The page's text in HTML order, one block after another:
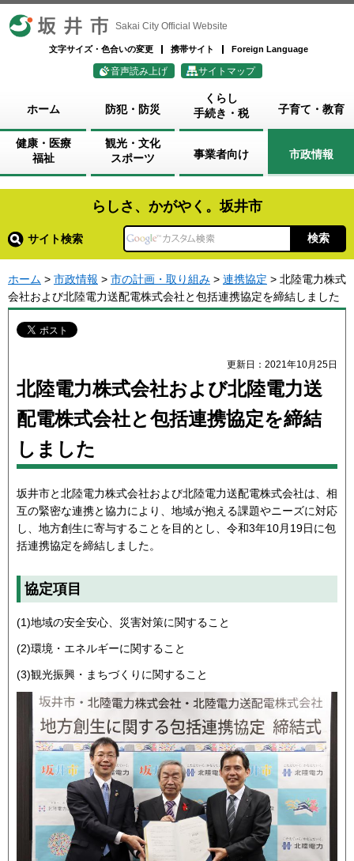
坂井市 Sakai City Official Website
文字サイズ・色合いの変更 携帯サイト Foreign Language
音声読み上げ サイトマップ
ホーム 防犯・防災
くらし
手続き・税
子育て・教育
健康・医療
福祉
観光・文化
スポーツ
事業者向け 市政情報
らしさ、かがやく。坂井市
サイト検索
ホーム > 市政情報 > 市の計画・取り組み > 連携協定 > 北陸電力株式
会社および北陸電力送配電株式会社と包括連携協定を締結しました
更新日：2021年10月25日
北陸電力株式会社および北陸電力送
配電株式会社と包括連携協定を締結
しました
坂井市と北陸電力株式会社および北陸電力送配電株式会社は、相
互の緊密な連携と協力により、地域が抱える課題やニーズに対応
し、地方創生に寄与することを目的とし、令和3年10月19日に包
括連携協定を締結しました。
協定項目
(1)地域の安全安心、災害対策に関すること
(2)環境・エネルギーに関すること
(3)観光振興・まちづくりに関すること